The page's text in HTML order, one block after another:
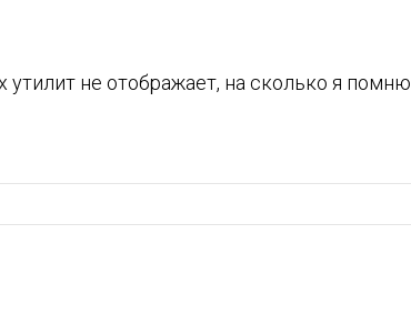
не отображает, на сколько я помню.